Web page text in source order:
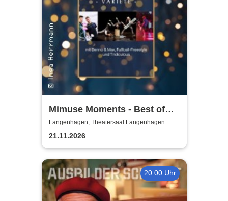
Mimuse Moments - Best of
Varieté
Langenhagen, Theatersaal Langenhagen
21.11.2026
20:00 Uhr